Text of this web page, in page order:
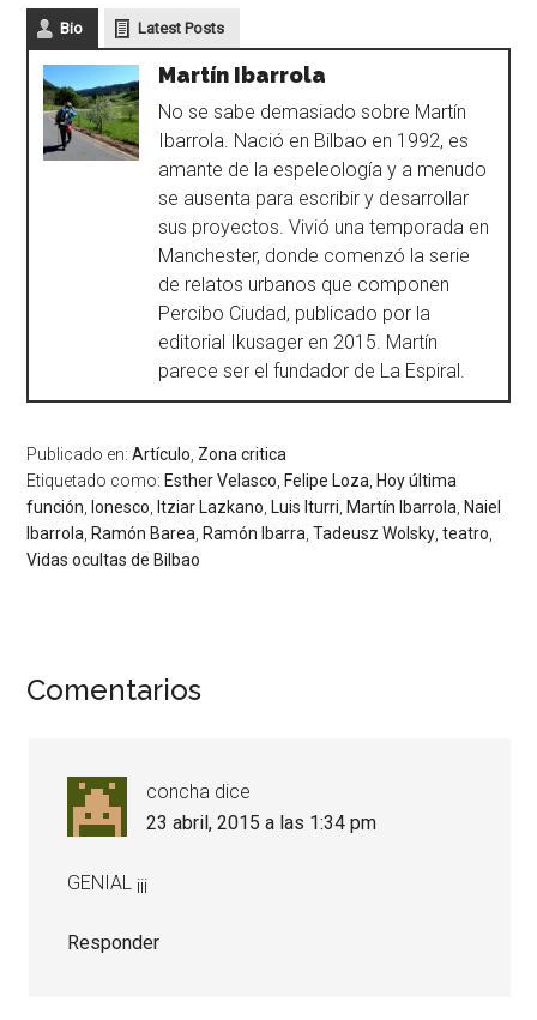
Bio Latest Posts
Martín Ibarrola
No se sabe demasiado sobre Martín
Ibarrola. Nació en Bilbao en 1992, es
amante de la espeleología y a menudo
se ausenta para escribir y desarrollar
sus proyectos. Vivió una temporada en
Manchester, donde comenzó la serie
de relatos urbanos que componen
Percibo Ciudad, publicado por la
editorial Ikusager en 2015. Martín
parece ser el fundador de La Espiral.
Publicado en:Artículo, Zona critica
Etiquetado como: Esther Velasco, Felipe Loza, Hoy última
función, Ionesco, Itziar Lazkano, Luis Iturri, Martín Ibarrola, Naiel
Ibarrola, Ramón Barea, Ramón Ibarra,Tadeusz Wolsky,teatro,
Vidas ocultas de Bilbao
Comentarios
concha dice
23 abril, 2015 a las 1:34 pm
GENIAL ¡¡¡
Responder